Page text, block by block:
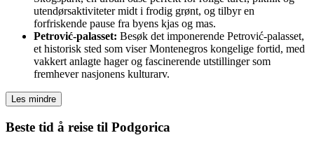
utendørsaktiviteter midt i frodig grønt, og tilbyr en
forfriskende pause fra byens kjas og mas.
Petrović-palasset: Besøk det imponerende Petrović-palasset,
et historisk sted som viser Montenegros kongelige fortid, med
vakkert anlagte hager og fascinerende utstillinger som
fremhever nasjonens kulturarv.
Les mindre
Beste tid å reise til Podgorica